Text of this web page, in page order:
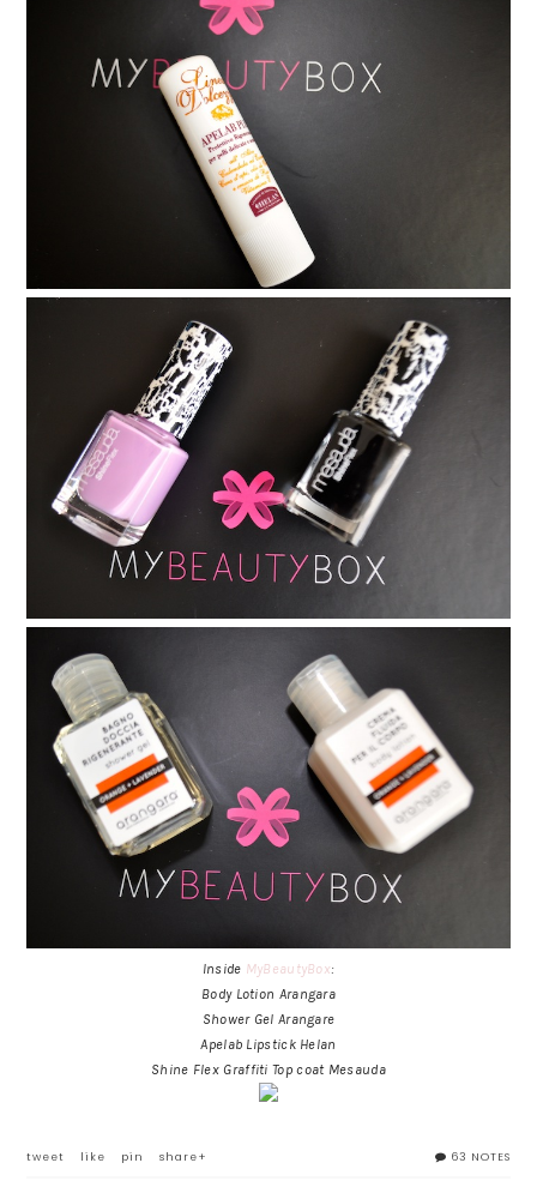
Inside MyBeautyBox:
Body Lotion Arangara
Shower Gel Arangare
Apelab Lipstick Helan
Shine Flex Graffiti Top coat Mesauda
63 NOTES
tweet like pin share+